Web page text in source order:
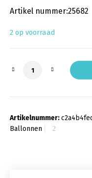
Artikel nummer:25682
2 op voorraad
Folieballon
Artikelnummer:
Ballonnen